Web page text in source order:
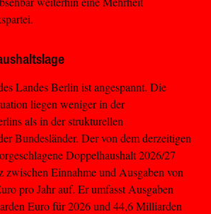
Landes Berlin ist angespannt. Die
liegen weniger in der
als in der strukturellen
Bundesländer. Der von dem derzeitigen
Doppelhaushalt 2026/27
zwischen Einnahme und Ausgaben von
pro Jahr auf. Er umfasst Ausgaben
Euro für 2026 und 44,6 Milliarden